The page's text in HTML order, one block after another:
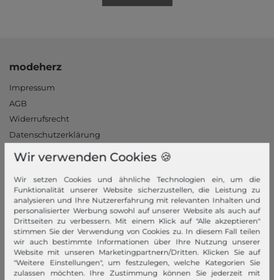
modeherz
Impressum
AGB
Widerrufsrecht
Datenschutzerklärung
Datenschutzeinstellungen
Jobs
Unsere Stores
Mein Konto
Login
Neukunde?
Wir verwenden Cookies 🍪
Wir setzen Cookies und ähnliche Technologien ein, um die
Funktionalität unserer Website sicherzustellen, die Leistung zu
analysieren und Ihre Nutzererfahrung mit relevanten Inhalten und
personalisierter Werbung sowohl auf unserer Website als auch auf
Drittseiten zu verbessern. Mit einem Klick auf "Alle akzeptieren"
stimmen Sie der Verwendung von Cookies zu. In diesem Fall teilen
wir auch bestimmte Informationen über Ihre Nutzung unserer
Website mit unseren Marketingpartnern/Dritten. Klicken Sie auf
"Weitere Einstellungen", um festzulegen, welche Kategorien Sie
zulassen möchten. Ihre Zustimmung können Sie jederzeit mit